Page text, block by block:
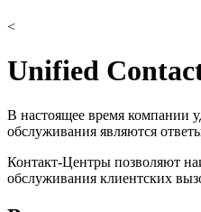
<
Unified
В настоящее время компании
обслуживания являются
Контакт-Центры позволяют
обслуживания клиентских